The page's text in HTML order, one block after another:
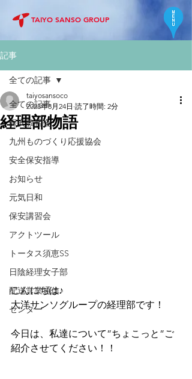
TAIYO SANSO GROUP
記事
全ての記事
保安教習会
九州ものづくり応援協会
安全保安指導
お知らせ
元気日和
保安講習会
アクトツール
トータス須恵SS
日陰経理女子部
配送営業通信
センター
全ての記事
経理部物語
taiyosansoco
2023年8月24日 読了時間: 2分
こんにちは♪
大洋サンソグループの経理部です！
今日は、私達について”ちょこっと”ご
紹介させてください！！